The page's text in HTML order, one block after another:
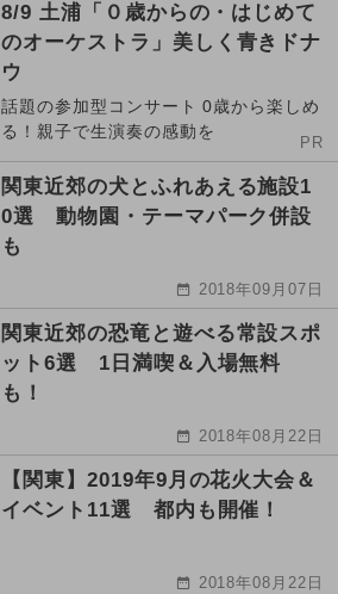
8/9 土浦「０歳からの・はじめて
のオーケストラ」美しく青きドナ
ウ
話題の参加型コンサート 0歳から楽しめ
る！親子で生演奏の感動を
PR
関東近郊の犬とふれあえる施設1
0選 動物園・テーマパーク併設
も
2018年09月07日
関東近郊の恐竜と遊べる常設スポ
ット6選 1日満喫＆入場無料
も！
2018年08月22日
【関東】2019年9月の花火大会＆
イベント11選 都内も開催！
2018年08月22日